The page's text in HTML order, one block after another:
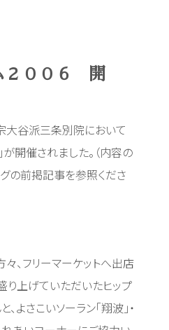
２００６ 開
宗大谷派三条別院において
が開催されました。（内容の
の前掲記事を参照くださ
、フリーマーケットへ出店
り上げていただいたヒップ
よさこいソーラン「翔波」・